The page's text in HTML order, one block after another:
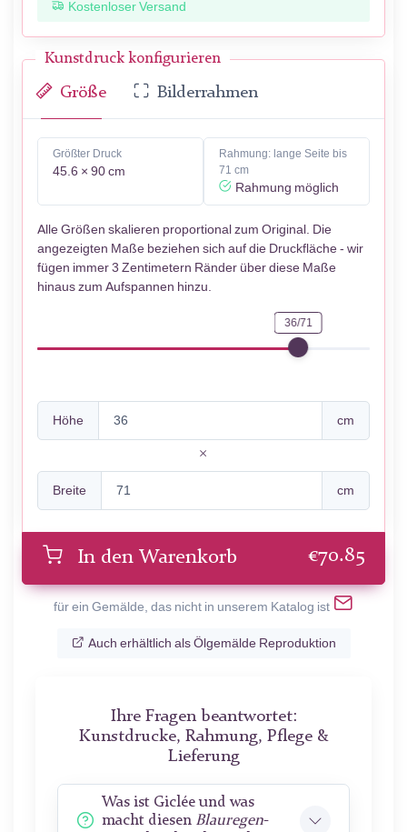
Kostenloser Versand
Kunstdruck konfigurieren
Größe Bilderrahmen
Größter Druck
45.6 × 90 cm
Rahmung: lange Seite bis
71 cm
Rahmung möglich
Alle Größen skalieren proportional zum Original. Die
angezeigten Maße beziehen sich auf die Druckfläche - wir
fügen immer 3 Zentimetern Ränder über diese Maße
hinaus zum Aufspannen hinzu.
36/71
Höhe cm
Breite cm
In den Warenkorb €70.85
für ein Gemälde, das nicht in unserem Katalog ist
Auch erhältlich als Ölgemälde Reproduktion
Ihre Fragen beantwortet:
Kunstdrucke, Rahmung, Pflege &
Lieferung
Was ist Giclée und was
macht diesen Blauregen-